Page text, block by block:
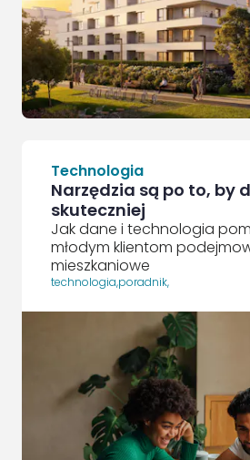
Technologia
Narzędzia są po to, by
skuteczniej
Jak dane i technologia
młodym klientom
mieszkaniowe
technologia,poradnik,